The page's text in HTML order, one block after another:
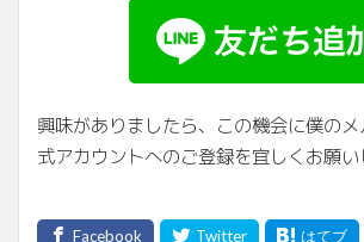
興味がありましたら、この機会に僕の
式アカウントへのご登録を宜しくお願い